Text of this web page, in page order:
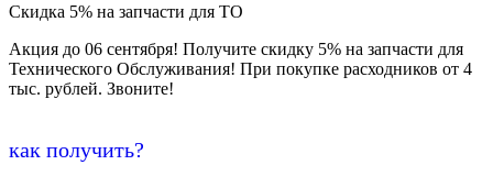
Скидка 5% на запчасти для ТО
Акция до 06 сентября! Получите скидку 5% на запчасти для
Технического Обслуживания! При покупке расходников от 4
тыс. рублей. Звоните!
как получить?